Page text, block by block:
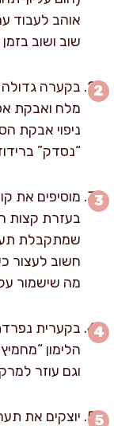
אוהב לעבוד
שוב ושוב
בקערה
מלח ואבקת
ניפוי אבקת
“נסדק”
מוסיפים את
בעזרת קצות
שמתקבלת
חשוב לעצור
מה שישמור
בקערית
הלימון
וגם עוזר
יוצקים את